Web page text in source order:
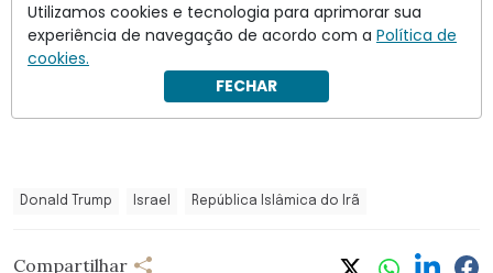
Donald Trump Israel República Islâmica do Irã
Compartilhar
Utilizamos cookies e tecnologia para aprimorar sua
experiência de navegação de acordo com a Política de
cookies.
FECHAR